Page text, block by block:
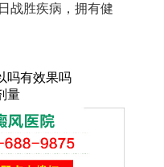
战胜疾病，拥有健
吗有效果吗
量